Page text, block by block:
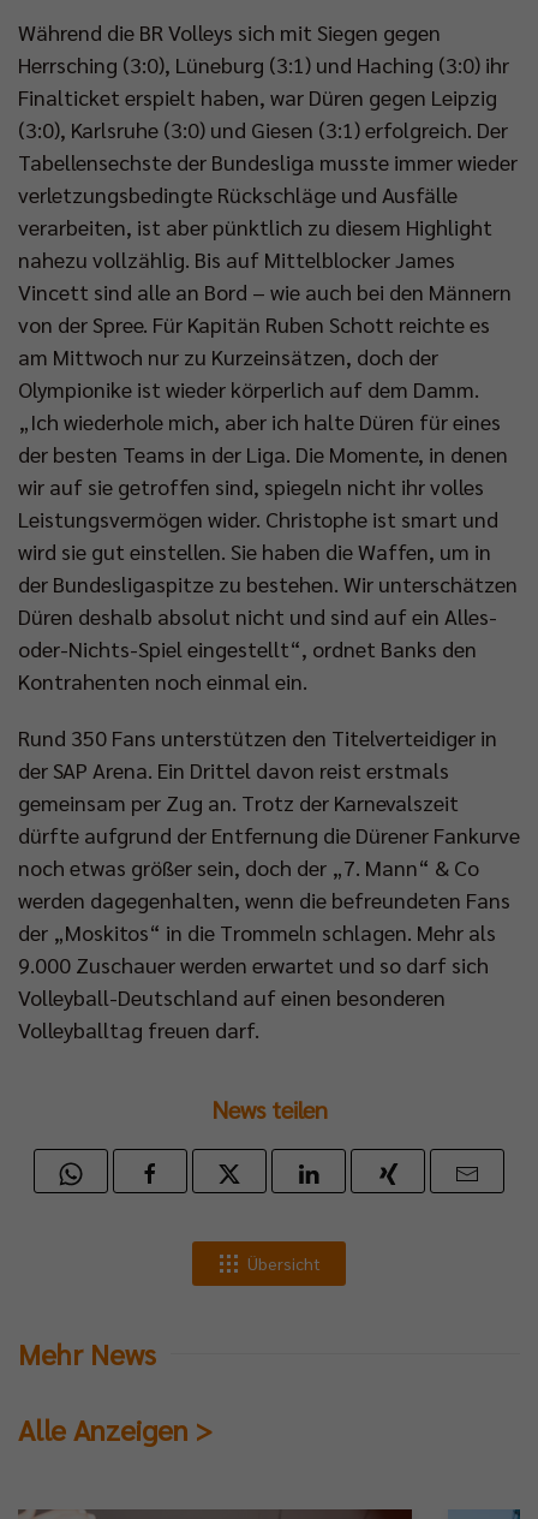
Während die BR Volleys sich mit Siegen gegen
Herrsching (3:0), Lüneburg (3:1) und Haching (3:0) ihr
Finalticket erspielt haben, war Düren gegen Leipzig
(3:0), Karlsruhe (3:0) und Giesen (3:1) erfolgreich. Der
Tabellensechste der Bundesliga musste immer wieder
verletzungsbedingte Rückschläge und Ausfälle
verarbeiten, ist aber pünktlich zu diesem Highlight
nahezu vollzählig. Bis auf Mittelblocker James
Vincett sind alle an Bord – wie auch bei den Männern
von der Spree. Für Kapitän Ruben Schott reichte es
am Mittwoch nur zu Kurzeinsätzen, doch der
Olympionike ist wieder körperlich auf dem Damm.
„Ich wiederhole mich, aber ich halte Düren für eines
der besten Teams in der Liga. Die Momente, in denen
wir auf sie getroffen sind, spiegeln nicht ihr volles
Leistungsvermögen wider. Christophe ist smart und
wird sie gut einstellen. Sie haben die Waffen, um in
der Bundesligaspitze zu bestehen. Wir unterschätzen
Düren deshalb absolut nicht und sind auf ein Alles-
oder-Nichts-Spiel eingestellt“, ordnet Banks den
Kontrahenten noch einmal ein.
Rund 350 Fans unterstützen den Titelverteidiger in
der SAP Arena. Ein Drittel davon reist erstmals
gemeinsam per Zug an. Trotz der Karnevalszeit
dürfte aufgrund der Entfernung die Dürener Fankurve
noch etwas größer sein, doch der „7. Mann“ & Co
werden dagegenhalten, wenn die befreundeten Fans
der „Moskitos“ in die Trommeln schlagen. Mehr als
9.000 Zuschauer werden erwartet und so darf sich
Volleyball-Deutschland auf einen besonderen
Volleyballtag freuen darf.
News teilen
Übersicht
Mehr News
Alle Anzeigen >